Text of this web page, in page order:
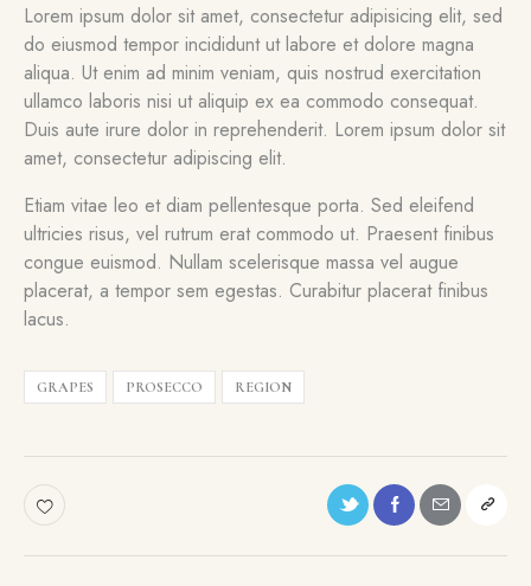
Lorem ipsum dolor sit amet, consectetur adipisicing elit, sed
do eiusmod tempor incididunt ut labore et dolore magna
aliqua. Ut enim ad minim veniam, quis nostrud exercitation
ullamco laboris nisi ut aliquip ex ea commodo consequat.
Duis aute irure dolor in reprehenderit. Lorem ipsum dolor sit
amet, consectetur adipiscing elit.
Etiam vitae leo et diam pellentesque porta. Sed eleifend
ultricies risus, vel rutrum erat commodo ut. Praesent finibus
congue euismod. Nullam scelerisque massa vel augue
placerat, a tempor sem egestas. Curabitur placerat finibus
lacus.
GRAPES PROSECCO REGION